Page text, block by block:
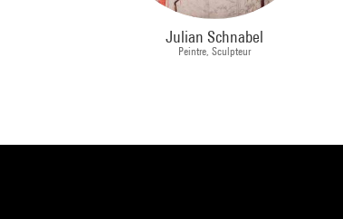
Julian Schnabel
Peintre, Sculpteur